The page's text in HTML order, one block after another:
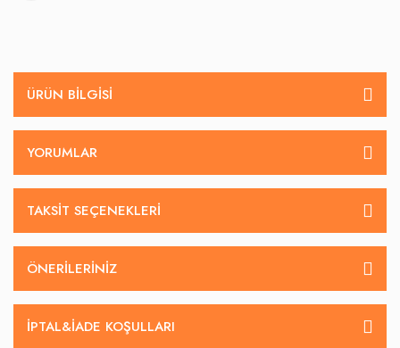
ÜRÜN BILGISI
YORUMLAR
TAKSIT SEÇENEKLERI
ÖNERILERINIZ
İPTAL&IADE KOŞULLARI